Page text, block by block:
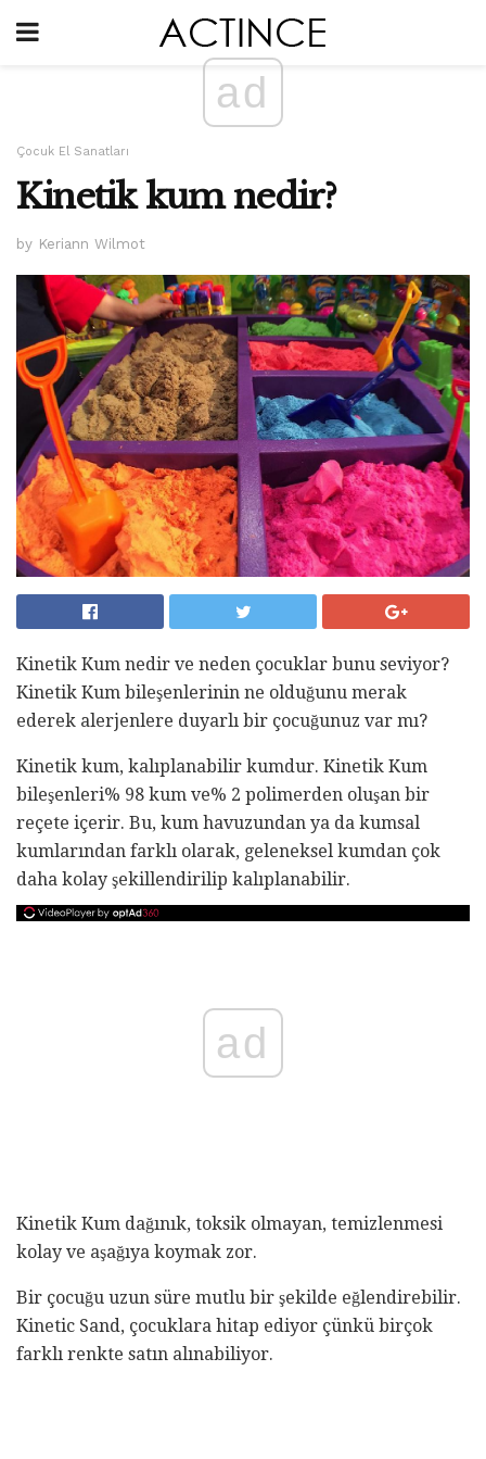
ad
Çocuk El Sanatları
Kinetik kum nedir?
by Keriann Wilmot
Kinetik Kum nedir ve neden çocuklar bunu seviyor?
Kinetik Kum bileşenlerinin ne olduğunu merak
ederek alerjenlere duyarlı bir çocuğunuz var mı?
Kinetik kum, kalıplanabilir kumdur. Kinetik Kum
bileşenleri% 98 kum ve% 2 polimerden oluşan bir
reçete içerir. Bu, kum havuzundan ya da kumsal
kumlarından farklı olarak, geleneksel kumdan çok
daha kolay şekillendirilip kalıplanabilir.
ad
Kinetik Kum dağınık, toksik olmayan, temizlenmesi
kolay ve aşağıya koymak zor.
Bir çocuğu uzun süre mutlu bir şekilde eğlendirebilir.
Kinetic Sand, çocuklara hitap ediyor çünkü birçok
farklı renkte satın alınabiliyor.